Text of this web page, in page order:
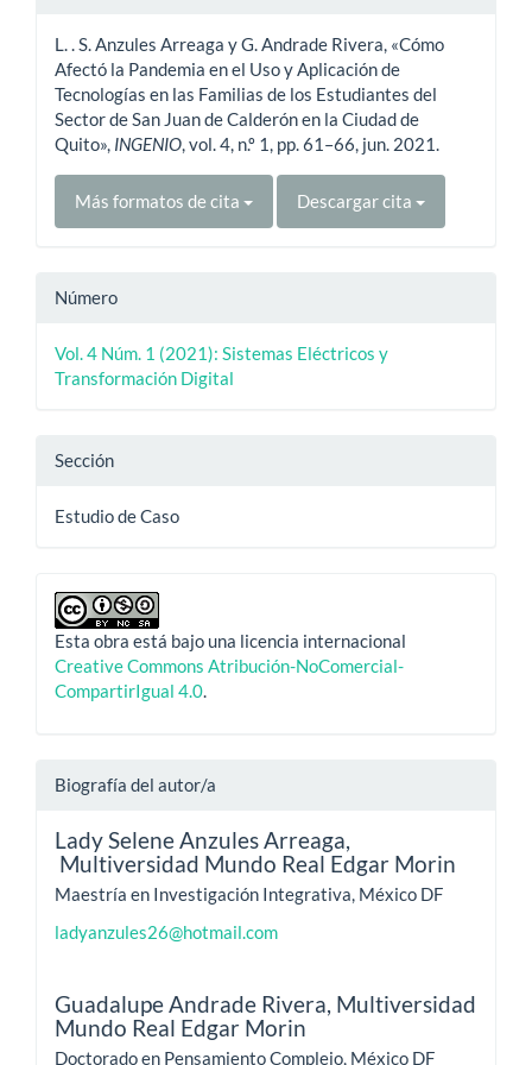
artículo
L. . S. Anzules Arreaga y G. Andrade Rivera, «Cómo
Afectó la Pandemia en el Uso y Aplicación de
Tecnologías en las Familias de los Estudiantes del
Sector de San Juan de Calderón en la Ciudad de
Quito», INGENIO, vol. 4, n.º 1, pp. 61–66, jun. 2021.
Más formatos de cita Descargar cita
Número
Vol. 4 Núm. 1 (2021): Sistemas Eléctricos y
Transformación Digital
Sección
Estudio de Caso
Esta obra está bajo una licencia internacional
Creative Commons Atribución-NoComercial-
CompartirIgual 4.0.
Biografía del autor/a
Lady Selene Anzules Arreaga,
Multiversidad Mundo Real Edgar Morin
Maestría en Investigación Integrativa, México DF
ladyanzules26@hotmail.com
Guadalupe Andrade Rivera, Multiversidad
Mundo Real Edgar Morin
Doctorado en Pensamiento Complejo, México DF